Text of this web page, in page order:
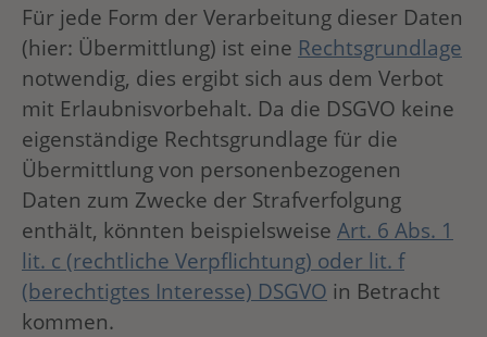
Für jede Form der Verarbeitung dieser Daten
(hier: Übermittlung) ist eine Rechtsgrundlage
notwendig, dies ergibt sich aus dem Verbot
mit Erlaubnisvorbehalt. Da die DSGVO keine
eigenständige Rechtsgrundlage für die
Übermittlung von personenbezogenen
Daten zum Zwecke der Strafverfolgung
enthält, könnten beispielsweise Art. 6 Abs. 1
lit. c (rechtliche Verpflichtung) oder lit. f
(berechtigtes Interesse) DSGVO in Betracht
kommen.